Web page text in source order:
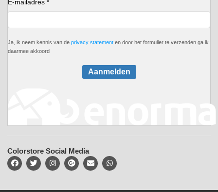
E-mailadres *
Ja, ik neem kennis van de privacy statement en door het formulier te verzenden ga ik
daarmee akkoord
Aanmelden
Colorstore Social Media